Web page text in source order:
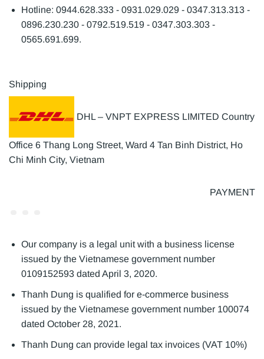
Hotline: 0944.628.333 - 0931.029.029 - 0347.313.313 -
0896.230.230 - 0792.519.519 - 0347.303.303 -
0565.691.699.
Shipping
DHL – VNPT EXPRESS LIMITED Country
Office 6 Thang Long Street, Ward 4 Tan Binh District, Ho
Chi Minh City, Vietnam
PAYMENT
Our company is a legal unit with a business license
issued by the Vietnamese government number
0109152593 dated April 3, 2020.
Thanh Dung is qualified for e-commerce business
issued by the Vietnamese government number 100074
dated October 28, 2021.
Thanh Dung can provide legal tax invoices (VAT 10%)